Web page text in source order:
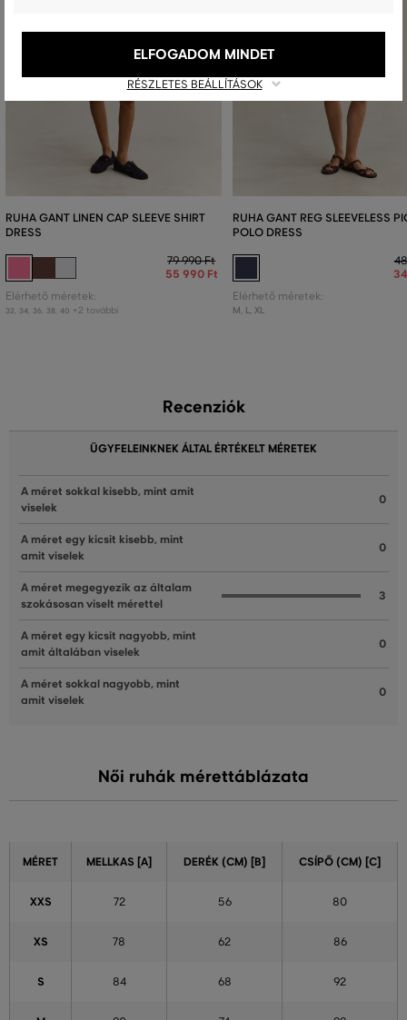
RUHA GANT LINEN CAP SLEEVE SHIRT
DRESS
79 990 Ft
55 990 Ft
Elérhető méretek:
32 34 36 38 40 +2 további
RUHA GANT REG SLEEVELESS
POLO DRESS
Elérhető méretek:
M, L, XL
Recenziók
ÜGYFELEINKNEK ÁLTAL ÉRTÉKELT MÉRETEK
A méret sokkal kisebb, mint amit
viselek
0
A méret egy kicsit kisebb, mint
amit viselek
0
A méret megegyezik az általam
szokásosan viselt mérettel
3
A méret egy kicsit nagyobb, mint
amit általában viselek
0
A méret sokkal nagyobb, mint
amit viselek
0
Női ruhák mérettáblázata
MÉRET MELLKAS [A] DERÉK (CM) [B] CSÍPŐ (CM) [C]
XXS 72 56 80
XS 78 62 86
S 84 68 92
RÉSZLETES BEÁLLÍTÁSOK
ELFOGADOM MINDET